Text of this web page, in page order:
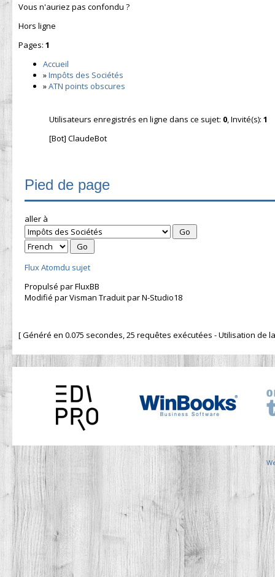
Vous n'auriez pas confondu ?
Hors ligne
Pages: 1
Accueil
»Impôts des Sociétés
»ATN points obscures
Utilisateurs enregistrés en ligne dans ce sujet: 0 , Invité(s): 1
[Bot] ClaudeBot
Pied de page
aller à
Flux Atomdu sujet
Propulsé par FluxBB
Modifié par Visman Traduit par N-Studio18
[ Généré en 0.075 secondes, 25 requêtes exécutées - Utilisation de la